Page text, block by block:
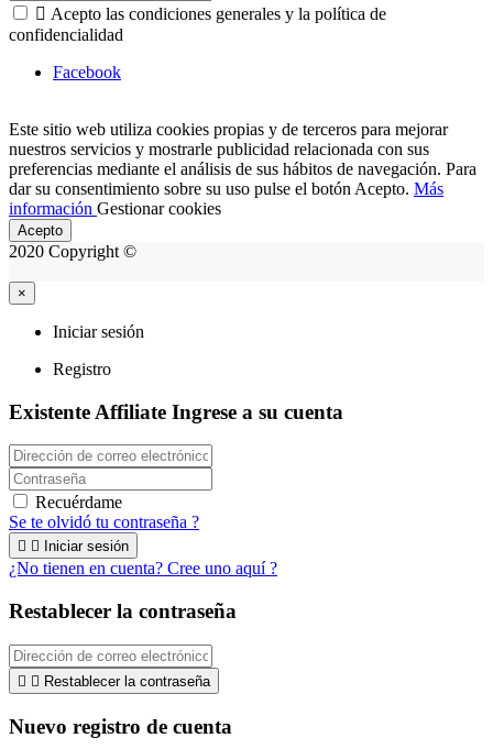
 Acepto las condiciones generales y la política de
confidencialidad
Facebook
Este sitio web utiliza cookies propias y de terceros para mejorar
nuestros servicios y mostrarle publicidad relacionada con sus
preferencias mediante el análisis de sus hábitos de navegación. Para
dar su consentimiento sobre su uso pulse el botón Acepto. Más
información Gestionar cookies
Acepto
2020 Copyright ©
×
Iniciar sesión
Registro
Existente Affiliate Ingrese a su cuenta
Recuérdame
Se te olvidó tu contraseña ?
  Iniciar sesión
¿No tienen en cuenta? Cree uno aquí ?
Restablecer la contraseña
  Restablecer la contraseña
Nuevo registro de cuenta